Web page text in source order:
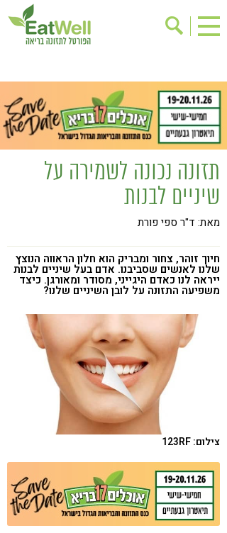
בישול בריא
אינדקס עסקים
ריפוי ומניעת מחלות
בריאות האישה
תוספי תזונה
מתכוני בריאות
אירועים
שינוי תזונתי
גישות בתזונה
ניקוי רעלים
ילדים
תזונה וספורט
הפרעות קשב & ריכוז
אכילה רגשית
קורונה
טבעונות
תזונה נכונה לשמירה על
שיניים לבנות
מאת: ד"ר ספי פורת
חיוך זוהר, צחור ומבריק הוא חלון הראווה הנוצץ
שלנו לאנשים שסביבנו. אדם בעל שיניים לבנות
ייראה לנו כאדם היגייני, מסודר ומאורגן. כיצד
משפיעה התזונה על לובן השיניים שלנו?
צילום: 123RF